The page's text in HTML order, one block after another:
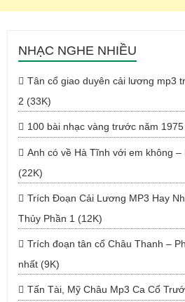
NHẠC NGHE NHIỀU
Tân cổ giao duyên cải lương mp3
2 (33K)
100 bài nhạc vàng trước năm
Anh có về Hà Tĩnh với em không
(22K)
Trích Đoạn Cải Lương MP3 Hay
Thủy Phần 1 (12K)
Trích đoạn tân cổ Châu Thanh –
nhất (9K)
Tấn Tài, Mỹ Châu Mp3 Ca Cổ